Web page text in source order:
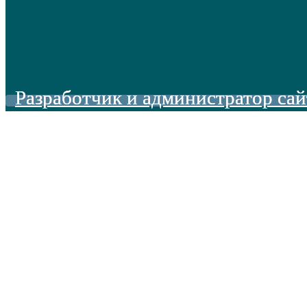
Разработчик и администратор